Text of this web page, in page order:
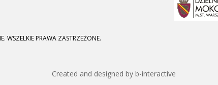
WSZELKIE PRAWA ZASTRZEŻONE.
Created and designed by b-interactive